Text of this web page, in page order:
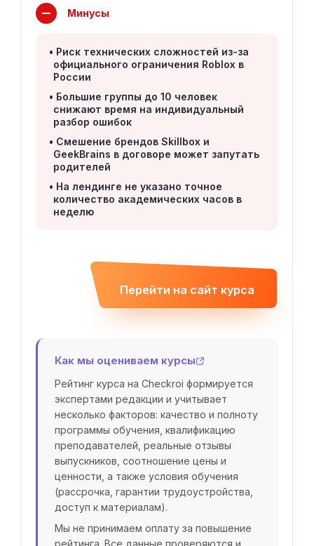
Минусы
Риск технических сложностей из-за
официального ограничения Roblox в
России
Большие группы до 10 человек
снижают время на индивидуальный
разбор ошибок
Смешение брендов Skillbox и
GeekBrains в договоре может запутать
родителей
На лендинге не указано точное
количество академических часов в
неделю
Перейти на сайт курса
Как мы оцениваем курсы
Рейтинг курса на Checkroi формируется
экспертами редакции и учитывает
несколько факторов: качество и полноту
программы обучения, квалификацию
преподавателей, реальные отзывы
выпускников, соотношение цены и
ценности, а также условия обучения
(рассрочка, гарантии трудоустройства,
доступ к материалам).
Мы не принимаем оплату за повышение